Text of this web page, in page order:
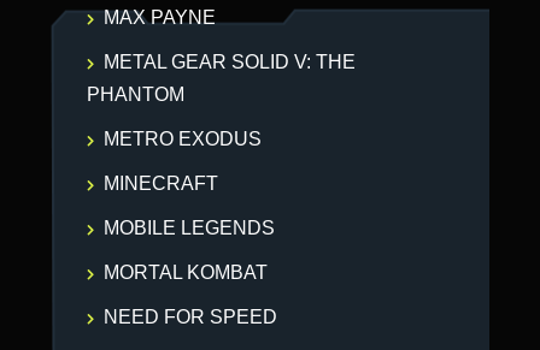
MAX PAYNE
METAL GEAR SOLID V: THE
PHANTOM
METRO EXODUS
MINECRAFT
MOBILE LEGENDS
MORTAL KOMBAT
NEED FOR SPEED